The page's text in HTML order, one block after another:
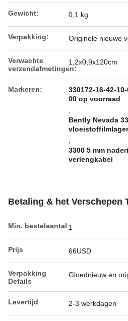
Gewicht: 0,1 kg
Verpakking: Originele nieuwe
Verwachte
verzendafmetingen:
1,2x0,9x120cm
Markeren:
330172-16-42-
00 op voorraad
Bently Nevada
3300 5 mm
verlengkabel
Betaling & het Verschepen
Min. bestelaantal 1
Prijs 66USD
Verpakking
Details
Gloednieuw en
Levertijd 2-3 werkdagen